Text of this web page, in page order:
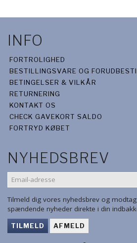
INFO
FORTROLIGHED
BESTILLINGSVARE OG
BETINGELSER & VILKÅR
RETURNERING
KONTAKT OS
CHECK GAVEKORT SALDO
FORTRYD KØBET
NYHEDSBREV
EMAIL-
ADRESSE
Tilmeld dig vores nyhedsbrev og
spændende nyheder direkte i din
TILMELD AFMELD